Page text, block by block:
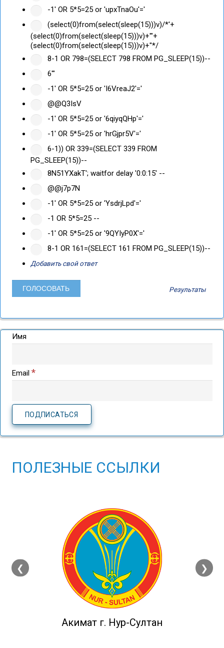
-1' OR 5*5=25 or 'upxTnaOu'='
(select(0)from(select(sleep(15)))v)/*'+
(select(0)from(select(sleep(15)))v)+'"+
(select(0)from(select(sleep(15)))v)+"*/
8-1 OR 798=(SELECT 798 FROM PG_SLEEP(15))--
6'"
-1' OR 5*5=25 or 'I6VreaJ2'='
@@Q3IsV
-1' OR 5*5=25 or '6qiyqQHp'='
-1' OR 5*5=25 or 'hrGjpr5V'='
6-1)) OR 339=(SELECT 339 FROM
PG_SLEEP(15))--
8N51YXakT'; waitfor delay '0:0:15' --
@@j7p7N
-1' OR 5*5=25 or 'YsdrjLpd'='
-1 OR 5*5=25 --
-1' OR 5*5=25 or '9QYIyP0X'='
8-1 OR 161=(SELECT 161 FROM PG_SLEEP(15))--
Добавить свой ответ
Результаты
Имя
Email *
ПОЛЕЗНЫЕ ССЫЛКИ
❮
Акимат г. Нур-Султан
❯